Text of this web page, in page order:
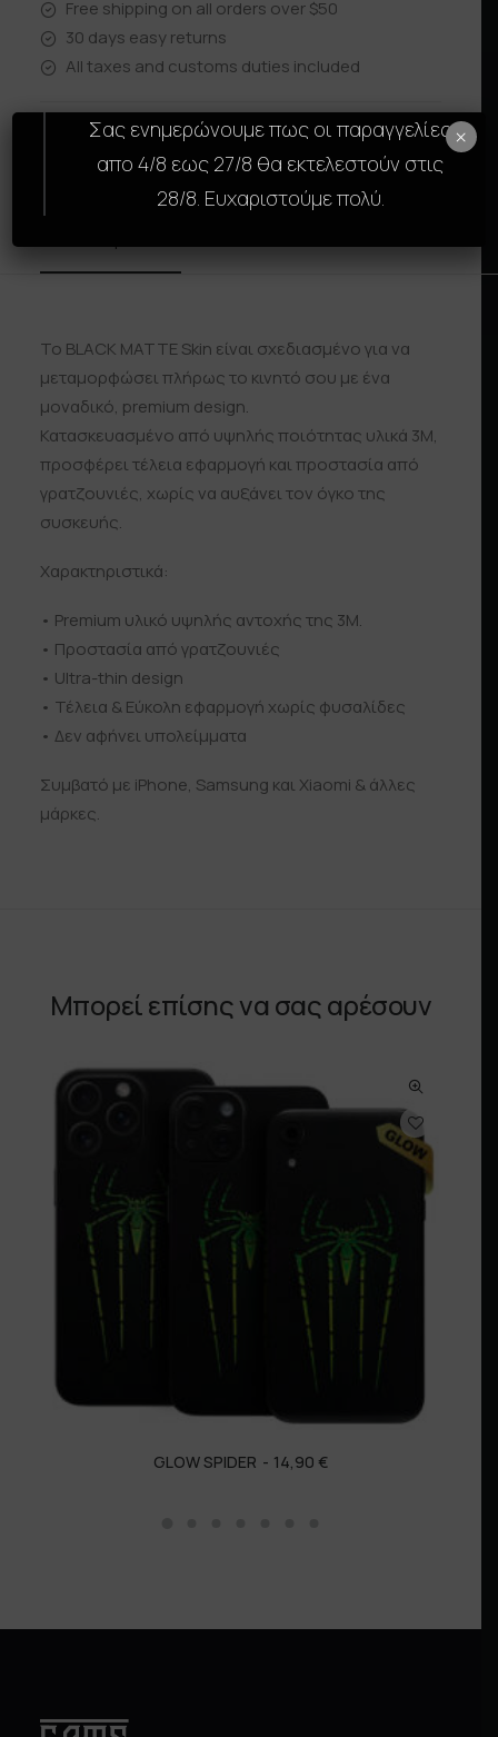
Free shipping on all orders over $50
30 days easy returns
All taxes and customs duties included
Το BLACK MATTE Skin είναι σχεδιασμένο για να
μεταμορφώσει πλήρως το κινητό σου με ένα
μοναδικό, premium design.
Κατασκευασμένο από υψηλής ποιότητας υλικά 3M,
προσφέρει τέλεια εφαρμογή και προστασία από
γρατζουνιές, χωρίς να αυξάνει τον όγκο της
συσκευής.
Χαρακτηριστικά:
• Premium υλικό υψηλής αντοχής της 3Μ.
• Προστασία από γρατζουνιές
• Ultra-thin design
• Τέλεια & Εύκολη εφαρμογή χωρίς φυσαλίδες
• Δεν αφήνει υπολείμματα
Συμβατό με iPhone, Samsung και Xiaomi & άλλες
μάρκες.
Μπορεί επίσης να σας αρέσουν
GLOW SPIDER 14,90 €
Σας ενημερώνουμε πως οι παραγγελίες
απο 4/8 εως 27/8 θα εκτελεστούν στις
28/8. Ευχαριστούμε πολύ.
×